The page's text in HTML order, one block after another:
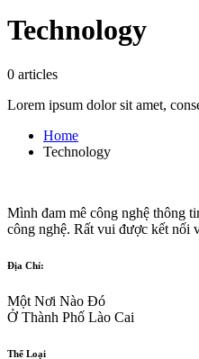
Technology
0 articles
Lorem ipsum dolor sit amet,
Home
Technology
Mình đam mê công nghệ thông
công nghệ. Rất vui được kết nối
Địa Chỉ:
Một Nơi Nào Đó
Ở Thành Phố Lào Cai
Thể Loại